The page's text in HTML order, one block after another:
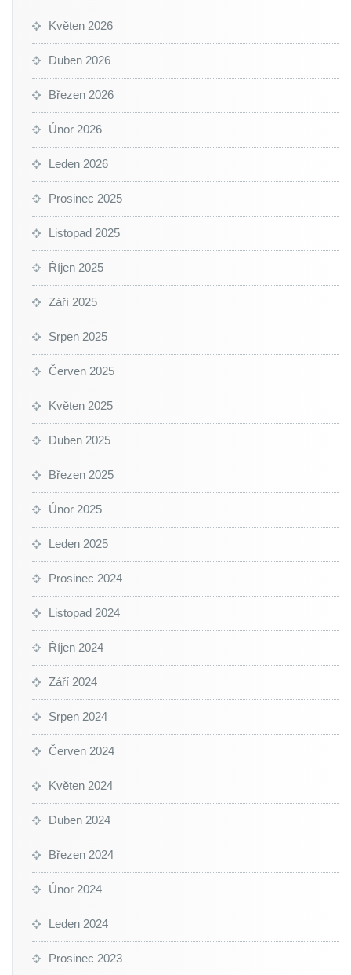
Květen 2026
Duben 2026
Březen 2026
Únor 2026
Leden 2026
Prosinec 2025
Listopad 2025
Říjen 2025
Září 2025
Srpen 2025
Červen 2025
Květen 2025
Duben 2025
Březen 2025
Únor 2025
Leden 2025
Prosinec 2024
Listopad 2024
Říjen 2024
Září 2024
Srpen 2024
Červen 2024
Květen 2024
Duben 2024
Březen 2024
Únor 2024
Leden 2024
Prosinec 2023